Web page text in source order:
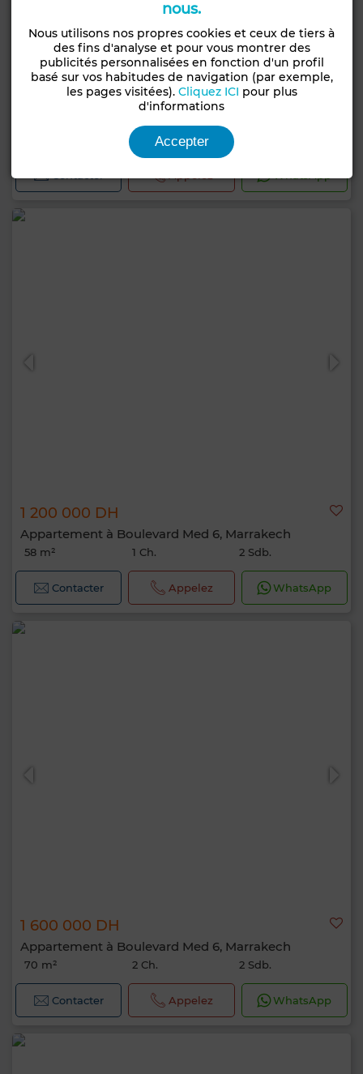
1 300 000 DH
1 Ch.
1 200 000 DH
Appartement à Boulevard Med 6, Marrakech
58 m² 1 Ch. 2 Sdb.
Contacter Appelez WhatsApp
1 600 000 DH
Appartement à Boulevard Med 6, Marrakech
70 m² 2 Ch. 2 Sdb.
Contacter Appelez WhatsApp
nous.
Nous utilisons nos propres cookies et ceux de tiers à
des fins d'analyse et pour vous montrer des
publicités personnalisées en fonction d'un profil
basé sur vos habitudes de navigation (par exemple,
les pages visitées). Cliquez ICI pour plus
d'informations
Accepter